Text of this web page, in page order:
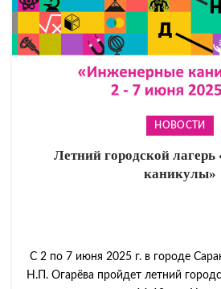
НОВОСТИ
Летний городской
каникулы»
С 2 по 7 июня 2025 г. в городе
Н.П. Огарёва пройдет летний